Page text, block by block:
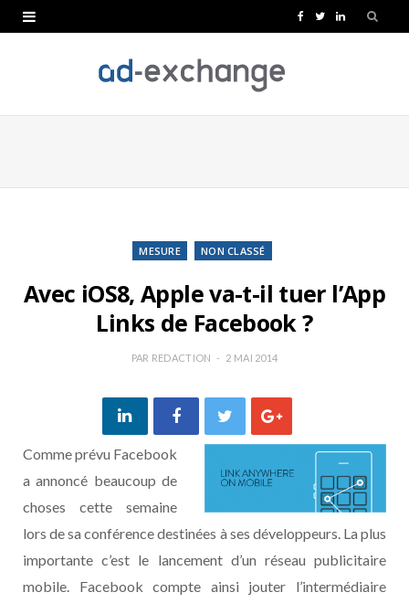
e
T
t
L
k
MESURE NON CLASSÉ
Avec iOS8, Apple va-t-il tuer l’App
Links de Facebook ?
PAR REDACTION 2 MAI 2014
Comme prévu Facebook
a annoncé beaucoup de
choses cette semaine
lors de sa conférence destinées à ses développeurs. La plus
importante c’est le lancement d’un réseau publicitaire
mobile. Facebook compte ainsi jouter l’intermédiaire